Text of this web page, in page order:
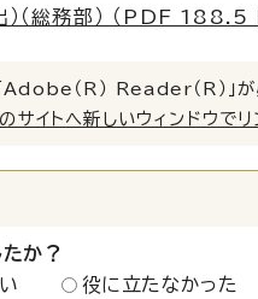
（総務部） （PDF 188.5
Adobe（R） Reader（R）」
イトへ新しいウィンドウでリ
か？
い 役に立たなかった